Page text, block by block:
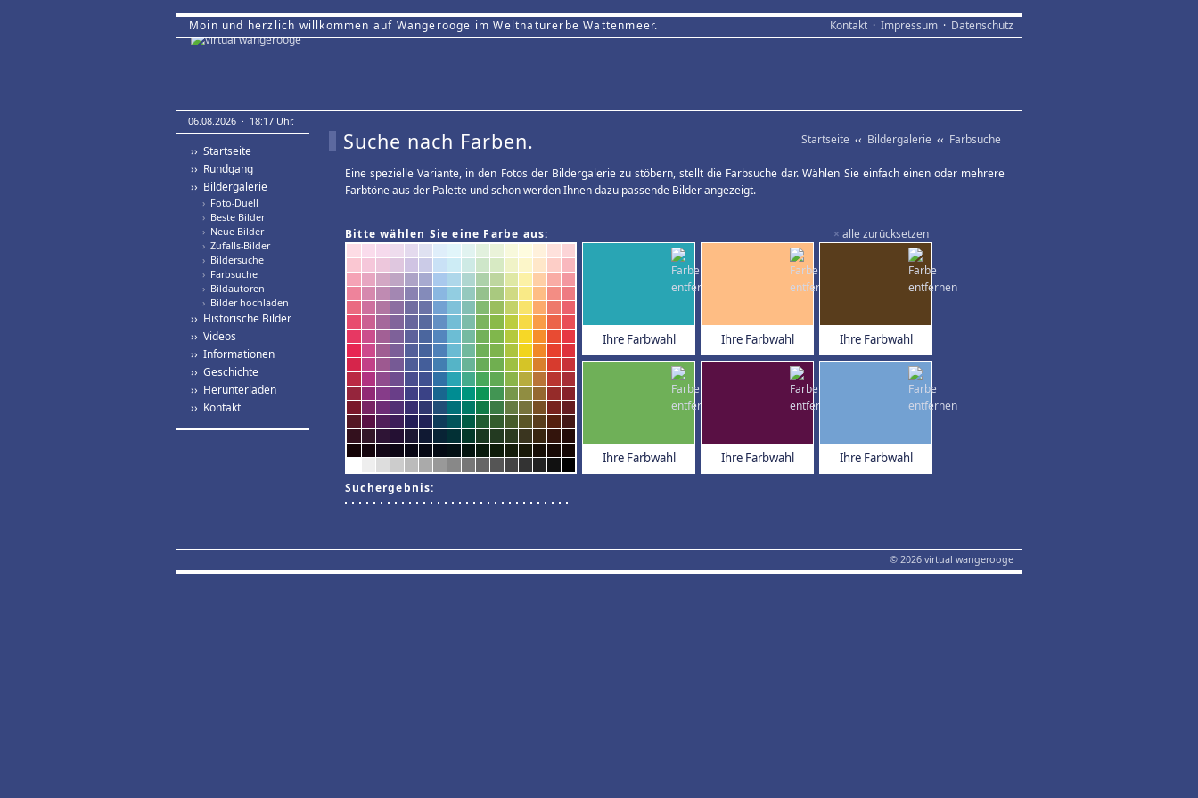
Moin und herzlich willkommen auf Wangerooge im Weltnaturerbe Wattenmeer. Kontakt · Impressum · Datenschutz
06.08.2026 · 18:17 Uhr.
›› Startseite
›› Rundgang
›› Bildergalerie
› Foto-Duell
› Beste Bilder
› Neue Bilder
› Zufalls-Bilder
› Bildersuche
› Farbsuche
› Bildautoren
› Bilder hochladen
›› Historische Bilder
›› Videos
›› Informationen
›› Geschichte
›› Herunterladen
›› Kontakt
Startseite ‹‹ Bildergalerie ‹‹ Farbsuche
Suche nach Farben.
Eine spezielle Variante, in den Fotos der Bildergalerie zu stöbern, stellt die Farbsuche dar. Wählen Sie einfach einen oder mehrere
Farbtöne aus der Palette und schon werden Ihnen dazu passende Bilder angezeigt.
× alle zurücksetzen
Bitte wählen Sie eine Farbe aus:
Ihre Farbwahl Ihre Farbwahl Ihre Farbwahl
Ihre Farbwahl Ihre Farbwahl Ihre Farbwahl
Suchergebnis:
© 2026 virtual wangerooge